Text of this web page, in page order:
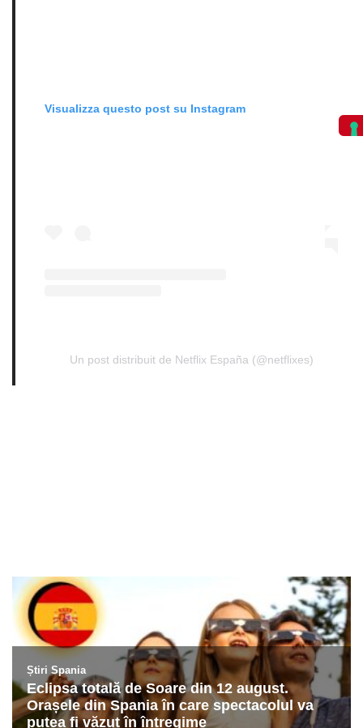
Visualizza questo post su Instagram
Un post distribuit de Netflix España (@netflixes)